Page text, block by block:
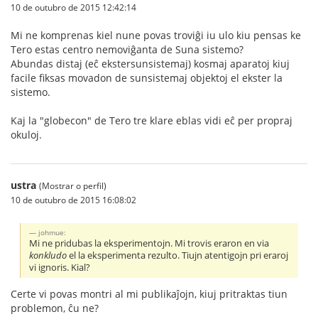
10 de outubro de 2015 12:42:14
Mi ne komprenas kiel nune povas troviĝi iu ulo kiu pensas ke
Tero estas centro nemoviĝanta de Suna sistemo?
Abundas distaj (eĉ ekstersunsistemaj) kosmaj aparatoj kiuj
facile fiksas movadon de sunsistemaj objektoj el ekster la
sistemo.
Kaj la "globecon" de Tero tre klare eblas vidi eĉ per propraj
okuloj.
ustra (Mostrar o perfil)
10 de outubro de 2015 16:08:02
johmue:
Mi ne pridubas la eksperimentojn. Mi trovis eraron en via
konkludoel la eksperimenta rezulto. Tiujn atentigojn pri eraroj
vi ignoris. Kial?
Certe vi povas montri al mi publikaĵojn, kiuj pritraktas tiun
problemon, ĉu ne?